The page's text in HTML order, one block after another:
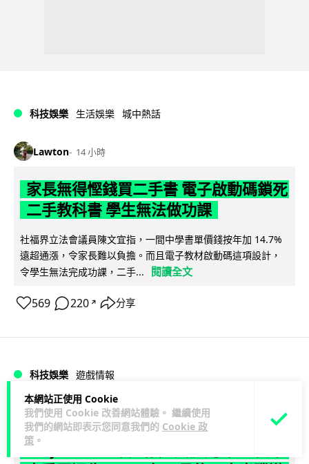
本網站正使用 Cookie
我們使用 Cookie 改善網站體驗。 繼續使用
我們的網站即表示您同意我們的 Cookie 政
策 。
科技娛樂 生活娛樂 城中熱話
Lawton 14 小時
家長無得慳錢買二手書 電子啟動碼鎖死
二手教科書 學生無法做功課
社福界立法會議員陳文宜指，一間中學書單價錢按年加 14.7%
遠超通漲，令家長難以負擔。而且電子教材啟動碼這項設計，
令學生無法完成功課，二手...
閱讀全文
569 220 ↗ 分享
科技娛樂 遊戲情報
Lawton 15 小時
PlayStation 確認停產實體光碟 包裝印